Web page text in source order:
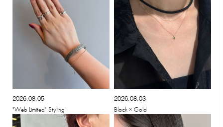
2026.08.05
"Web Limited" Styling
2026.08.03
Black × Gold